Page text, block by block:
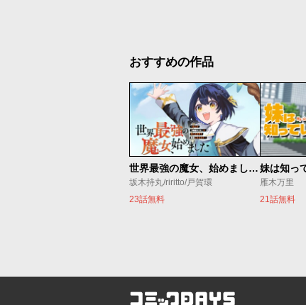
おすすめの作品
世界最強の魔女、始めました ～私だけ『攻略サイト』を見れる世界で自由に生きます～
坂木持丸/riritto/戸賀環
23話無料
妹は知っ
雁木万里
21話無料